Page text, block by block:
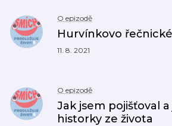
O epizodě
Hurvínkovo
11. 8. 2021
O epizodě
Jak jsem pojišťoval a
historky ze života